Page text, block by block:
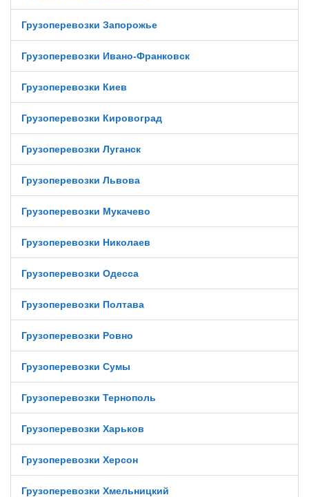
Грузоперевозки Запорожье
Грузоперевозки Ивано-Франковск
Грузоперевозки Киев
Грузоперевозки Кировоград
Грузоперевозки Луганск
Грузоперевозки Львова
Грузоперевозки Мукачево
Грузоперевозки Николаев
Грузоперевозки Одесса
Грузоперевозки Полтава
Грузоперевозки Ровно
Грузоперевозки Сумы
Грузоперевозки Тернополь
Грузоперевозки Харьков
Грузоперевозки Херсон
Грузоперевозки Хмельницкий